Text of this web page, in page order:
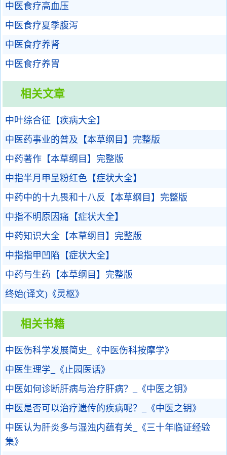
中医食疗高血压
中医食疗夏季腹泻
中医食疗养肾
中医食疗养胃
相关文章
中叶综合征【疾病大全】
中医药事业的普及【本草纲目】完整版
中药著作【本草纲目】完整版
中指半月甲呈粉红色【症状大全】
中药中的十九畏和十八反【本草纲目】完整版
中指不明原因痛【症状大全】
中药知识大全【本草纲目】完整版
中指指甲凹陷【症状大全】
中药与生药【本草纲目】完整版
终始(译文)《灵枢》
相关书籍
中医伤科学发展简史_《中医伤科按摩学》
中医生理学_《止园医话》
中医如何诊断肝病与治疗肝病？_《中医之钥》
中医是否可以治疗遗传的疾病呢？_《中医之钥》
中医认为肝炎多与湿浊内蕴有关_《三十年临证经验
集》